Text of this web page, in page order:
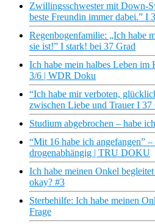
Zwillingsschwester mit Down-
beste Freundin immer dabei.” I
Regenbogenfamilie: „Ich habe
sie ist!” I stark! bei 37 Grad
Ich habe mein halbes Leben im
3/6 | WDR Doku
“Ich habe mir verboten,
zwischen Liebe und Trauer I 37
Studium abgebrochen – habe
“Mit 16 habe ich angefangen”
drogenabhängig | TRU DOKU
Ich habe meinen Onkel
okay? #3
Sterbehilfe: Ich habe meinen
Frage